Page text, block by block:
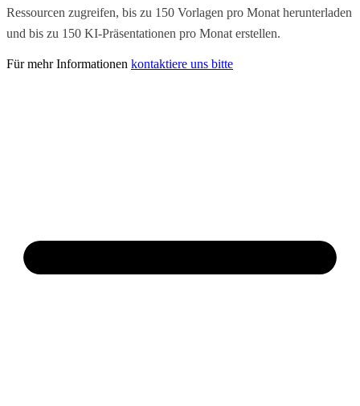
Ressourcen zugreifen, bis zu 150 Vorlagen pro Monat herunterladen
und bis zu 150 KI-Präsentationen pro Monat erstellen.
Für mehr Informationen kontaktiere uns bitte